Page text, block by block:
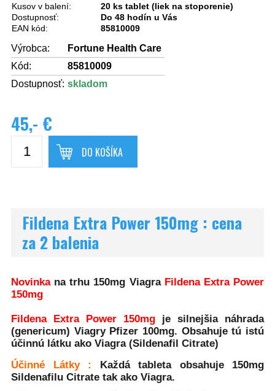
Kusov v balení:
20 ks tablet (liek na stoporenie)
Dostupnosť:
Do 48 hodín u Vás
EAN kód:
85810009
Výrobca:
Fortune Health Care
Kód:
85810009
Dostupnosť: skladom
45,- €
DO KOŠÍKA
Fildena Extra Power 150mg : cena
za 2 balenia
Novinkana trhu 150mg Viagra Fildena Extra Power
150mg
Fildena Extra Power 150mg je silnejšia náhrada
(genericum) Viagry Pfizer 100mg. Obsahuje tú istú
účinnú látku ako Viagra (Sildenafil Citrate)
Účinné Látky :
Každá tableta obsahuje 150mg
Sildenafilu Citrate tak ako Viagra.